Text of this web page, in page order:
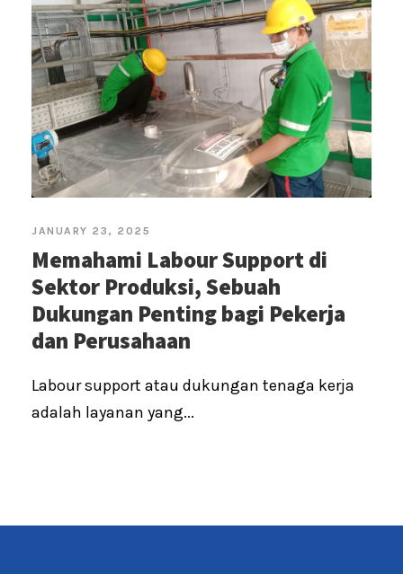
JANUARY 23, 2025
Memahami Labour Support di
Sektor Produksi, Sebuah
Dukungan Penting bagi Pekerja
dan Perusahaan
Labour support atau dukungan tenaga kerja
adalah layanan yang...